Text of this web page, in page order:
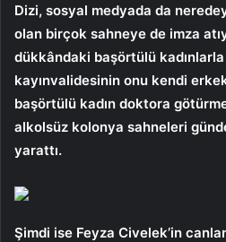
Dizi, sosyal medyada da
olan birçok sahneye de imza
dükkândaki başörtülü kadınlarla
kayınvalidesinin onu kendi
başörtülü kadın doktora
alkolsüz kolonya sahneleri
yarattı.
Şimdi ise Feyza Civelek’in